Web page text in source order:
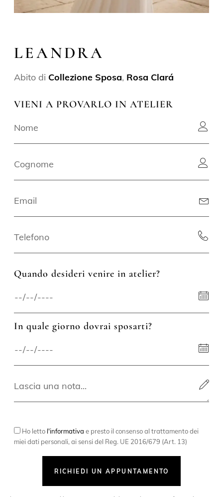
LEANDRA
Abito di Collezione Sposa, Rosa Clará
VIENI A PROVARLO IN ATELIER
Quando desideri venire in atelier?
In quale giorno dovrai sposarti?
Ho letto l'informativa e presto il consenso al trattamento dei
miei dati personali, ai sensi del Reg. UE 2016/679 (Art. 13)
RICHIEDI UN APPUNTAMENTO